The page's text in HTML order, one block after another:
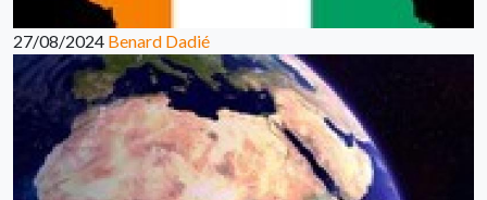
27/08/2024 Benard Dadié